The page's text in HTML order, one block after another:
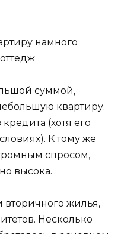
намного
суммой,
квартиру.
(хотя его
К тому же
спросом,
высока.
вторичного жилья,
Несколько